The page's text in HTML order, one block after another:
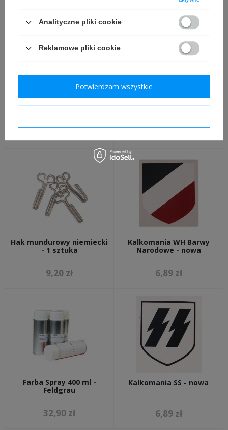
Kalkomania Heer - nowa
Gumka korka do manierki
Hak mundurowy niemiecki
- 1 sztuka
9,20 zł
Kalkomania WH Barwy
Narodowe - nowa
6,89 zł
Farba Spray 400 ml -
Feldgrau
32,90 zł
Kalkomania SS - nowa
6,89 zł
Analityczne pliki cookie
Reklamowe pliki cookie
Potwierdzam wszystkie